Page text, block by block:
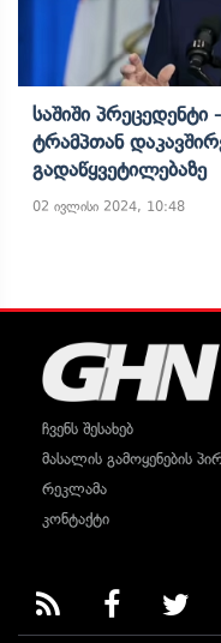
Საშიში
Ტრამპთან
Გადაწყვეტილებაზე
02 ივლისი 2024, 10:48
ჩვენს შესახებ
მასალის გამოყენების
რეკლამა
კონტაქტი